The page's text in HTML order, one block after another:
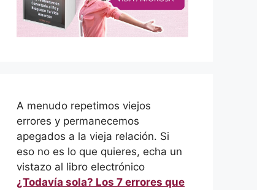
A menudo repetimos viejos
errores y permanecemos
apegados a la vieja relación. Si
eso no es lo que quieres, echa un
vistazo al libro electrónico
¿Todavía sola? Los 7 errores que